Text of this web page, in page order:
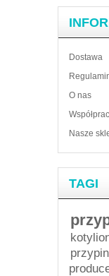
Dostawa
O nas
Nasze
TAGI